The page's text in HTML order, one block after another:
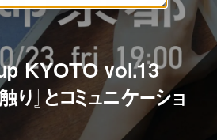
KYOTO vol.13
り』とコミュニケーショ